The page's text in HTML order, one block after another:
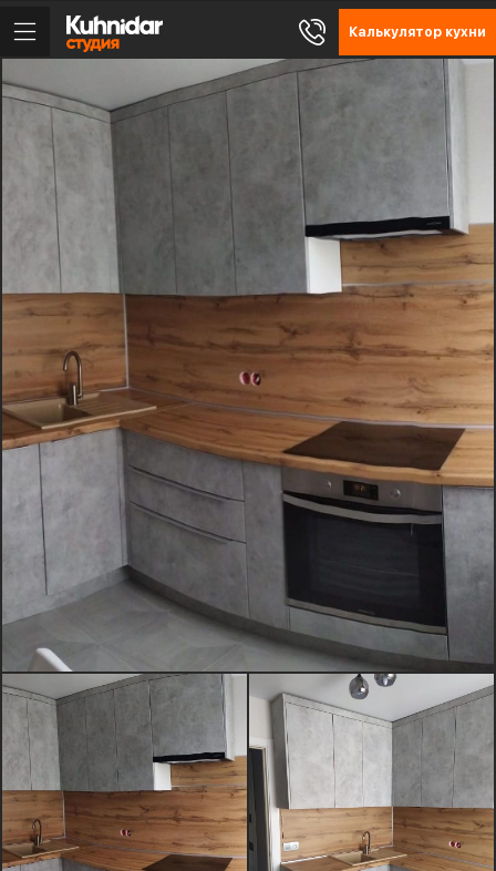
Калькулятор кухни